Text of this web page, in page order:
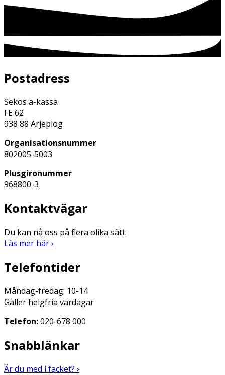
Postadress
Sekos a-kassa
FE 62
938 88 Arjeplog
Organisationsnummer
802005-5003
Plusgironummer
968800-3
Kontaktvägar
Du kan nå oss på flera olika sätt.
Läs mer här ›
Telefontider
Måndag-fredag: 10-14
Gäller helgfria vardagar
Telefon:020-678 000
Snabblänkar
Är du med i facket? ›